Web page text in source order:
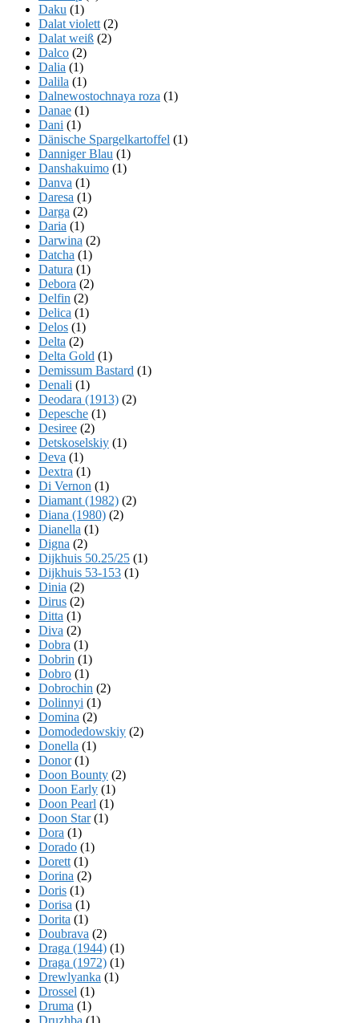
Daku (1)
Dalat violett (2)
Dalat weiß (2)
Dalco (2)
Dalia (1)
Dalila (1)
Dalnewostochnaya roza (1)
Danae (1)
Dani (1)
Dänische Spargelkartoffel (1)
Danniger Blau (1)
Danshakuimo (1)
Danva (1)
Daresa (1)
Darga (2)
Daria (1)
Darwina (2)
Datcha (1)
Datura (1)
Debora (2)
Delfin (2)
Delica (1)
Delos (1)
Delta (2)
Delta Gold (1)
Demissum Bastard (1)
Denali (1)
Deodara (1913) (2)
Depesche (1)
Desiree (2)
Detskoselskiy (1)
Deva (1)
Dextra (1)
Di Vernon (1)
Diamant (1982) (2)
Diana (1980) (2)
Dianella (1)
Digna (2)
Dijkhuis 50.25/25 (1)
Dijkhuis 53-153 (1)
Dinia (2)
Dirus (2)
Ditta (1)
Diva (2)
Dobra (1)
Dobrin (1)
Dobro (1)
Dobrochin (2)
Dolinnyi (1)
Domina (2)
Domodedowskiy (2)
Donella (1)
Donor(1)
Doon Bounty (2)
Doon Early (1)
Doon Pearl (1)
Doon Star(1)
Dora (1)
Dorado (1)
Dorett (1)
Dorina (2)
Doris (1)
Dorisa (1)
Dorita (1)
Doubrava (2)
Draga (1944) (1)
Draga (1972) (1)
Drewlyanka (1)
Drossel (1)
Druma (1)
Druzhba (1)